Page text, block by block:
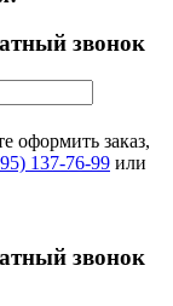
звонок
оформить заказ,
137‑76‑99 или
звонок